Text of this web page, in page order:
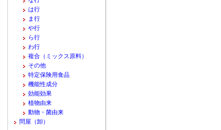
は行
ま行
や行
ら行
わ行
複合（ミックス原料）
その他
特定保険用食品
機能性成分
効能効果
植物由来
動物・菌由来
問屋（卸）